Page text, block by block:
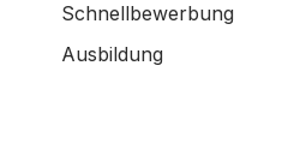
Schnellbewerbung
Ausbildung